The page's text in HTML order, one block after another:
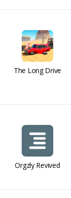
The Long Drive
Orgzly Revived